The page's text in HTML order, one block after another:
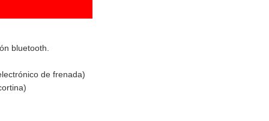
bluetooth.
de frenada)